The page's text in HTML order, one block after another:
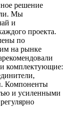
решение
Мы
и
проекта.
по
на рынке
комплектующие:
Компоненты
и усиленными